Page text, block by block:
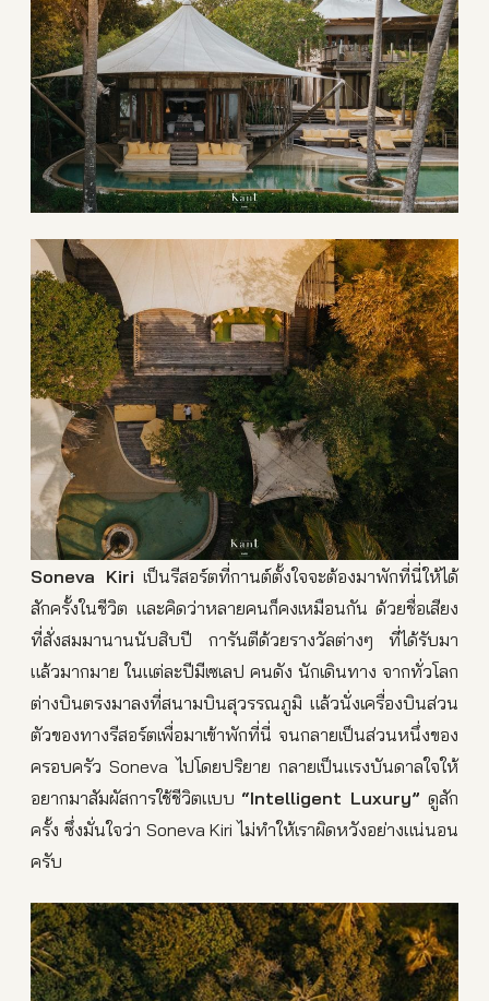
Soneva Kiri เป็นรีสอร์ตที่กานต์ตั้งใจจะต้องมาพักที่นี่ให้ได้
สักครั้งในชีวิต และคิดว่าหลายคนก็คงเหมือนกัน ด้วยชื่อเสียง
ที่สั่งสมมานานนับสิบปี การันตีด้วยรางวัลต่างๆ ที่ได้รับมา
แล้วมากมาย ในแต่ละปีมีเซเลป คนดัง นักเดินทาง จากทั่วโลก
ต่างบินตรงมาลงที่สนามบินสุวรรณภูมิ แล้วนั่งเครื่องบินส่วน
ตัวของทางรีสอร์ตเพื่อมาเข้าพักที่นี่ จนกลายเป็นส่วนหนึ่งของ
ครอบครัว Soneva ไปโดยปริยาย กลายเป็นแรงบันดาลใจให้
อยากมาสัมผัสการใช้ชีวิตแบบ “Intelligent Luxury”ดูสัก
ครั้ง ซึ่งมั่นใจว่า Soneva Kiri ไม่ทำให้เราผิดหวังอย่างแน่นอน
ครับ